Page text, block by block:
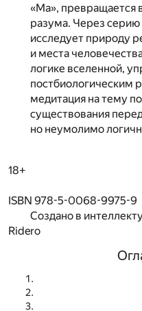
«Ма», превращается
разума. Через серию
исследует природу
и места
логике вселенной,
постбиологическим
медитация на тему
существования
но неумолимо
18+
ISBN 978-5-0068-9975-9
Создано в
Ridero